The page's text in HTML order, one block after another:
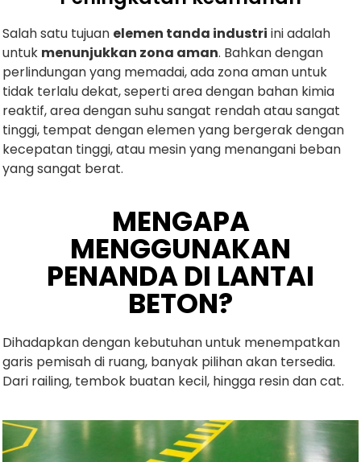
Salah satu tujuan elemen tanda industri ini adalah
untuk menunjukkan zona aman. Bahkan dengan
perlindungan yang memadai, ada zona aman untuk
tidak terlalu dekat, seperti area dengan bahan kimia
reaktif, area dengan suhu sangat rendah atau sangat
tinggi, tempat dengan elemen yang bergerak dengan
kecepatan tinggi, atau mesin yang menangani beban
yang sangat berat.
MENGAPA
MENGGUNAKAN
PENANDA DI LANTAI
BETON?
Dihadapkan dengan kebutuhan untuk menempatkan
garis pemisah di ruang, banyak pilihan akan tersedia.
Dari railing, tembok buatan kecil, hingga resin dan cat.